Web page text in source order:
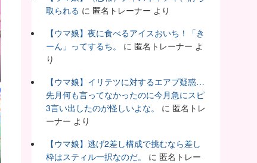
取られる に 匿名トレーナー より
【ウマ娘】夜に食べるアイスおいち！「き
ーん」ってするち。
に 匿名トレーナー よ
り
【ウマ娘】イリテツに対するエアプ疑惑…
先月何も言ってなかったのに今月急にスピ
3言い出したのが怪しいよな。
に 匿名トレ
ーナー より
【ウマ娘】逃げ2差し構成で挑むなら差し
枠はスティル一択なのだ。
に 匿名トレー